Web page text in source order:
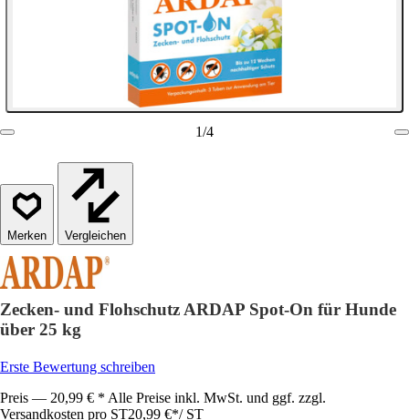
1/4
Vergleichen
Zecken- und Flohschutz ARDAP Spot-On für Hunde
über 25 kg
Erste Bewertung schreiben
Preis — 20,99 € * Alle Preise inkl. MwSt. und ggf. zzgl.
Versandkosten pro ST20,99 €*/ ST